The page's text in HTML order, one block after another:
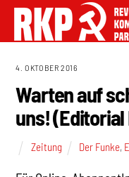
4. OKTOBER 2016
Warten auf
uns! (Editorial
Zeitung Der Funke,